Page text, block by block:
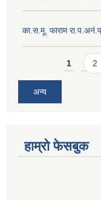
का.स.मू. फाराम
Pages1 2
अन्य
हाम्रो फेसबुक